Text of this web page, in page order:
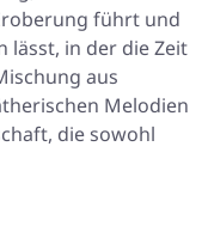
führt und
lässt, in der die Zeit
aus
Melodien
die sowohl